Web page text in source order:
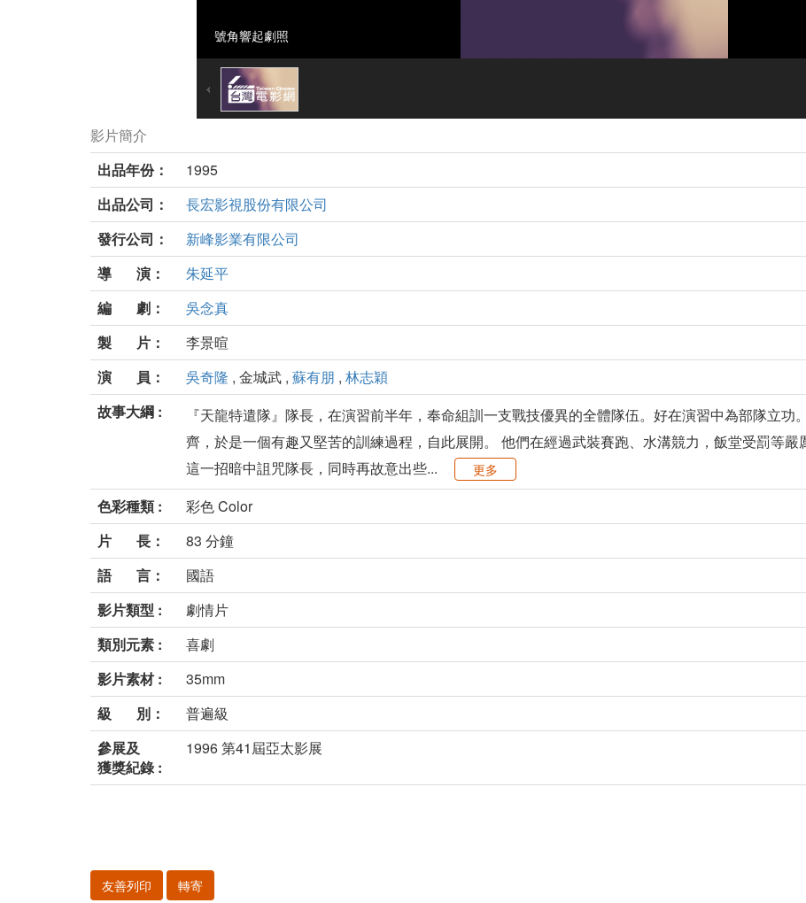
號角響起劇照
影片簡介
出品年份：
1995
出品公司：
長宏影視股份有限公司
發行公司：
新峰影業有限公司
導 演：
朱延平
編 劇：
吳念真
製 片：
李景暄
演 員：
吳奇隆 , 金城武 , 蘇有朋 , 林志穎
故事大綱 :
『天龍特遣隊』隊長，在演習前半年，奉命組訓一支戰技優異的全體隊伍。好在演習中為部隊立
齊，於是一個有趣又堅苦的訓練過程，自此展開。 他們在經過武裝賽跑、水溝競力，飯堂受罰等嚴
這一招暗中詛咒隊長，同時再故意出些...
更多
色彩種類 :
彩色 Color
片 長：
83 分鐘
語 言：
國語
影片類型 :
劇情片
類別元素 :
喜劇
影片素材 :
35mm
級 別：
普遍級
參展及
獲獎紀錄 :
1996 第41屆亞太影展
友善列印 轉寄